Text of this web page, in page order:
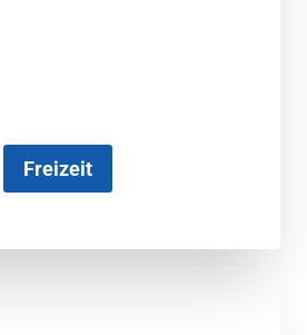
Freizeit